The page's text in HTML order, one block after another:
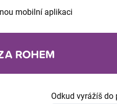
mobilní aplikaci
Odkud vyrážíš do